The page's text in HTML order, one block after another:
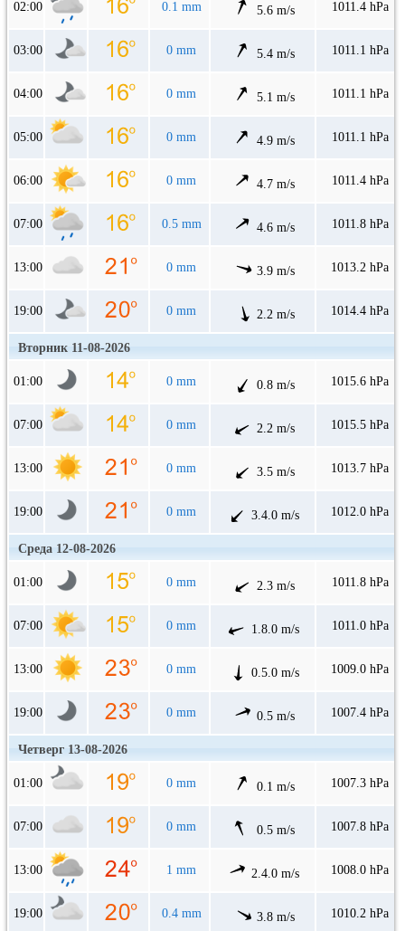
02:00 0.1 mm 5.6 m/s 1011.4 hPa
03:00 0 mm 5.4 m/s 1011.1 hPa
04:00 0 mm 5.1 m/s 1011.1 hPa
05:00 0 mm 4.9 m/s 1011.1 hPa
06:00 0 mm 4.7 m/s 1011.4 hPa
07:00 0.5 mm 4.6 m/s 1011.8 hPa
13:00 0 mm 3.9 m/s 1013.2 hPa
19:00 0 mm 2.2 m/s 1014.4 hPa
Вторник 11-08-2026
01:00 0 mm 0.8 m/s 1015.6 hPa
07:00 0 mm 2.2 m/s 1015.5 hPa
13:00 0 mm 3.5 m/s 1013.7 hPa
19:00 0 mm 3.4.0 m/s 1012.0 hPa
Среда 12-08-2026
01:00 0 mm 2.3 m/s 1011.8 hPa
07:00 0 mm 1.8.0 m/s 1011.0 hPa
13:00 0 mm 0.5.0 m/s 1009.0 hPa
19:00 0 mm 0.5 m/s 1007.4 hPa
Четверг 13-08-2026
01:00 0 mm 0.1 m/s 1007.3 hPa
07:00 0 mm 0.5 m/s 1007.8 hPa
13:00 1 mm 2.4.0 m/s 1008.0 hPa
19:00 0.4 mm 3.8 m/s 1010.2 hPa